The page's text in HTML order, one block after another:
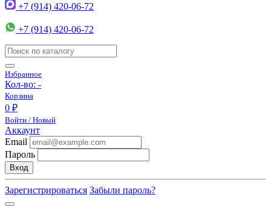
+7 (914) 420-06-72
+7 (914) 420-06-72
Избранное
Кол-во: -
Корзина
0 ₽
Войти / Новый
Аккаунт
Email
Пароль
Вход
Зарегистрироваться Забыли пароль?